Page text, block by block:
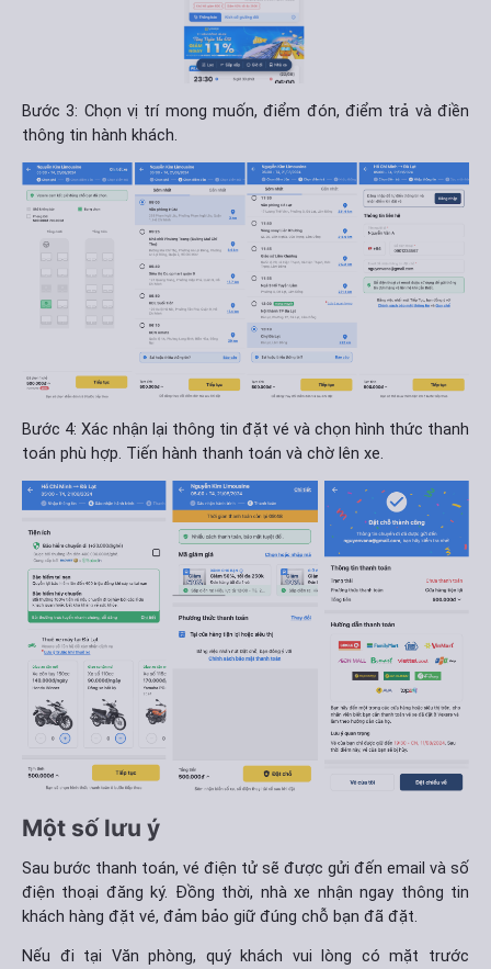
Bước 3: Chọn vị trí mong muốn, điểm đón, điểm trả và điền
thông tin hành khách.
Bước 4: Xác nhận lại thông tin đặt vé và chọn hình thức thanh
toán phù hợp. Tiến hành thanh toán và chờ lên xe.
Một số lưu ý
Sau bước thanh toán, vé điện tử sẽ được gửi đến email và số
điện thoại đăng ký. Đồng thời, nhà xe nhận ngay thông tin
khách hàng đặt vé, đảm bảo giữ đúng chỗ bạn đã đặt.
Nếu đi tại Văn phòng, quý khách vui lòng có mặt trước